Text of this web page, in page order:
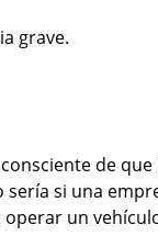
grave.
de
sería si una
un